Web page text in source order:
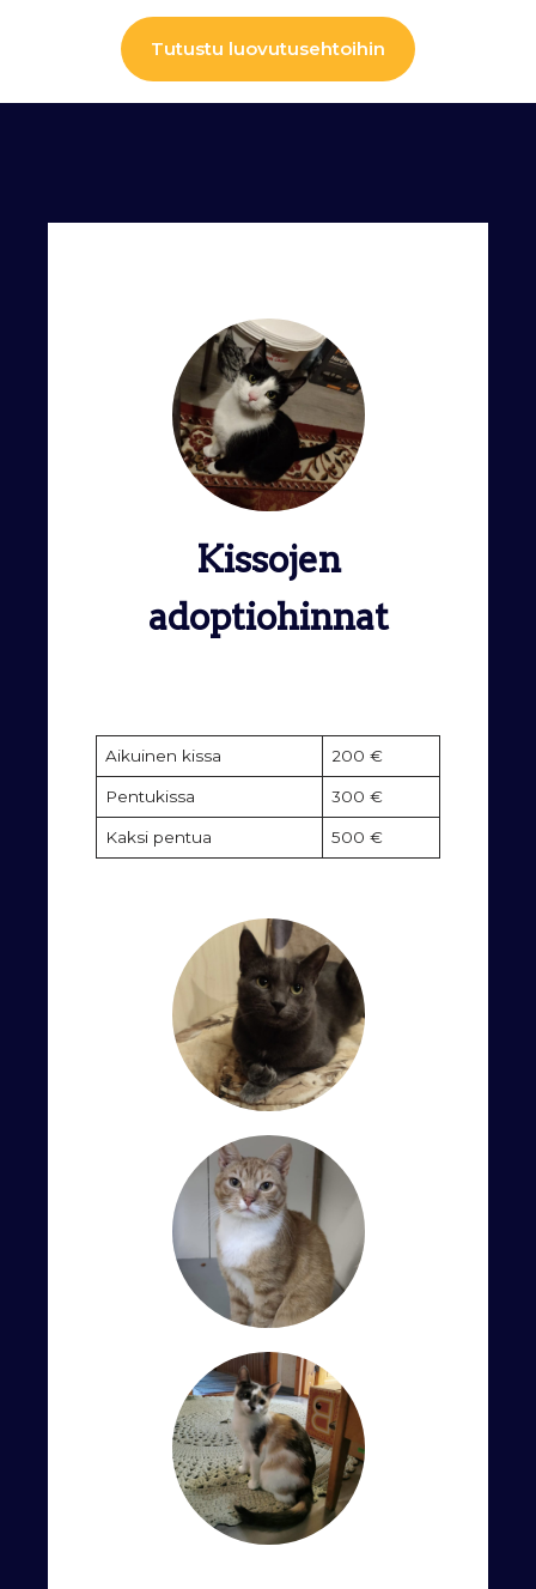
Tutustu luovutusehtoihin
Kissojen
adoptiohinnat
Aikuinen kissa 200 €
Pentukissa 300 €
Kaksi pentua 500 €